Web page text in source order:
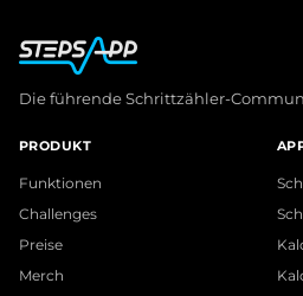
Die führende Schrittzähler-
PRODUKT
Funktionen
Challenges
Preise
Merch